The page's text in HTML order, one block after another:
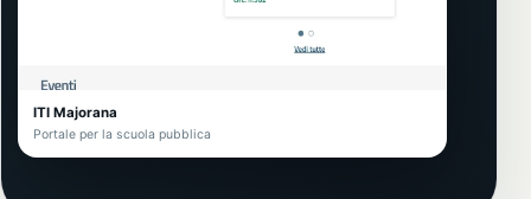
ITI Majorana
Portale per la scuola pubblica